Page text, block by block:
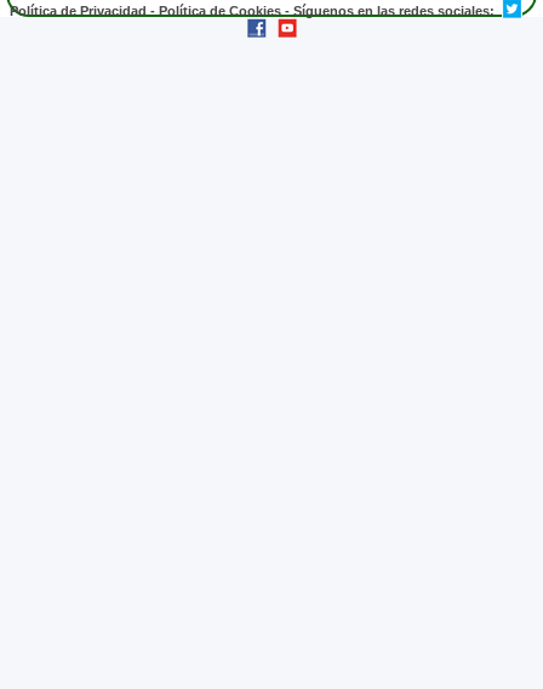
Política de Privacidad - Política de Cookies - Síguenos en las redes sociales: